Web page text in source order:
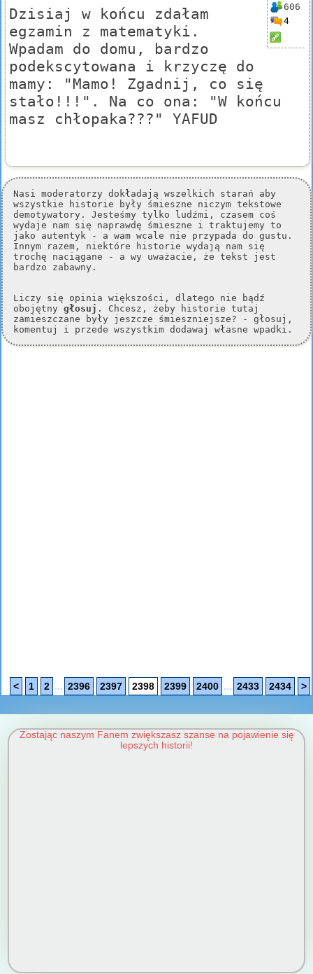
606
4
Dzisiaj w końcu zdałam
egzamin z matematyki.
Wpadam do domu, bardzo
podekscytowana i krzyczę do
mamy: "Mamo! Zgadnij, co się
stało!!!". Na co ona: "W końcu
masz chłopaka???" YAFUD
Nasi moderatorzy dokładają wszelkich starań aby
wszystkie historie były śmieszne niczym tekstowe
demotywatory. Jesteśmy tylko ludźmi, czasem coś
wydaje nam się naprawdę śmieszne i traktujemy to
jako autentyk - a wam wcale nie przypada do gustu.
Innym razem, niektóre historie wydają nam się
trochę naciągane - a wy uważacie, że tekst jest
bardzo zabawny.
Liczy się opinia większości, dlatego nie bądź
obojętny głosuj . Chcesz, żeby historie tutaj
zamieszczane były jeszcze śmieszniejsze? - głosuj,
komentuj i przede wszystkim dodawaj własne wpadki.
< 1 2 ... 2396 2397 2398 2399 2400 ... 2433 2434 >
Zostając naszym Fanem zwiększasz szanse na pojawienie się
lepszych historii!